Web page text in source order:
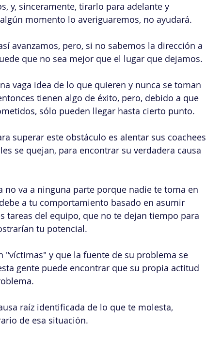
y, sinceramente, tirarlo para adelante y
momento lo averiguaremos, no ayudará.
avanzamos, pero, si no sabemos la dirección a
que no sea mejor que el lugar que dejamos.
vaga idea de lo que quieren y nunca se toman
tienen algo de éxito, pero, debido a que
sólo pueden llegar hasta cierto punto.
superar este obstáculo es alentar sus coachees
se quejan, para encontrar su verdadera causa
no va a ninguna parte porque nadie te toma en
a tu comportamiento basado en asumir
tareas del equipo, que no te dejan tiempo para
tu potencial.
"víctimas" y que la fuente de su problema se
gente puede encontrar que su propia actitud
raíz identificada de lo que te molesta,
de esa situación.